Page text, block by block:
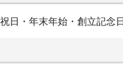
日・年末年始・創立記